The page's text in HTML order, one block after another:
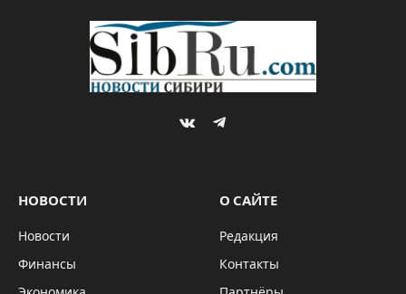
Сергей МУРЗИН 10.03.2022 Updated: 10.03.2022
Комментариев нет
Парад Победы, посвященный 77-й
Новосибирске, сообщила пресс-служба
Военные уже формируют парадные расчеты.